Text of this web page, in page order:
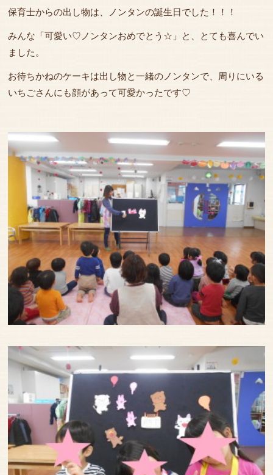
保育士からの出し物は、ノンタンの誕生日でした！！！
みんな「可愛い♡ノンタンおめでとう☆」と、とても喜んでい
ました。
お待ちかねのケーキは出し物と一緒のノンタンで、周りにいる
いちごさんにも顔があって可愛かったです♡